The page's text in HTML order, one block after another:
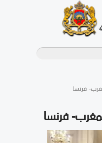
فرنسا
فرنسا